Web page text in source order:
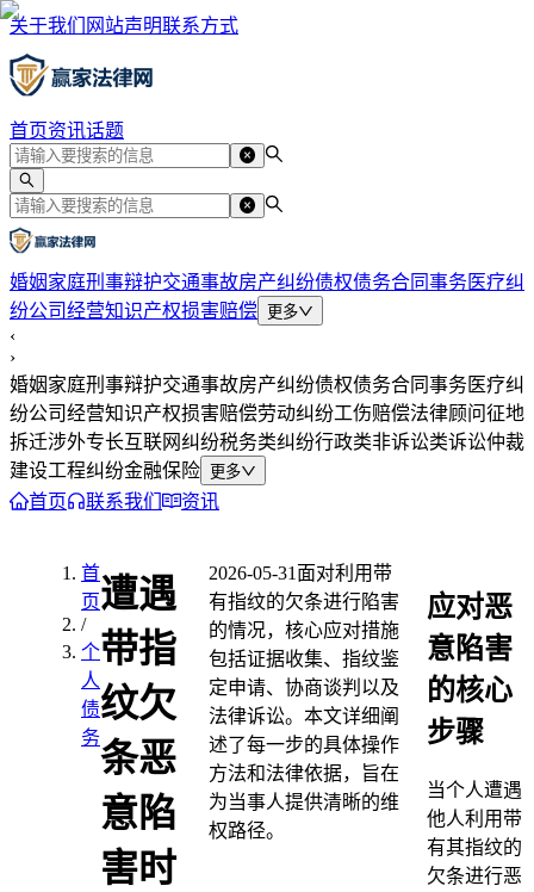
关于我们 网站声明联系方式
首页资讯话题
婚姻家庭刑事辩护交通事故房产纠纷债权债务合同事务医疗纠
纷公司经营知识产权损害赔偿 更多
‹
›
婚姻家庭刑事辩护交通事故房产纠纷债权债务合同事务医疗纠
纷公司经营知识产权损害赔偿劳动纠纷工伤赔偿法律顾问征地
拆迁涉外专长互联网纠纷税务类纠纷行政类非诉讼类诉讼仲裁
建设工程纠纷金融保险 更多
首页 联系我们 资讯
首
页
/
个
人
债
务
遭遇
带指
纹欠
条恶
意陷
害时
2026-05-31 面对利用带
有指纹的欠条进行陷害
的情况，核心应对措施
包括证据收集、指纹鉴
定申请、协商谈判以及
法律诉讼。本文详细阐
述了每一步的具体操作
方法和法律依据，旨在
为当事人提供清晰的维
权路径。
应对恶
意陷害
的核心
步骤
当个人遭遇
他人利用带
有其指纹的
欠条进行恶